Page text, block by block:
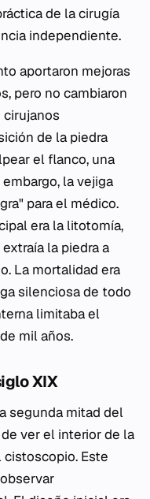
de la cirugía
independiente.
aportaron mejoras
pero no cambiaron
cirujanos
de la piedra
el flanco, una
la vejiga
para el médico.
era la litotomía,
la piedra a
La mortalidad era
silenciosa de todo
limitaba el
mil años.
XIX
segunda mitad del
ver el interior de la
Este